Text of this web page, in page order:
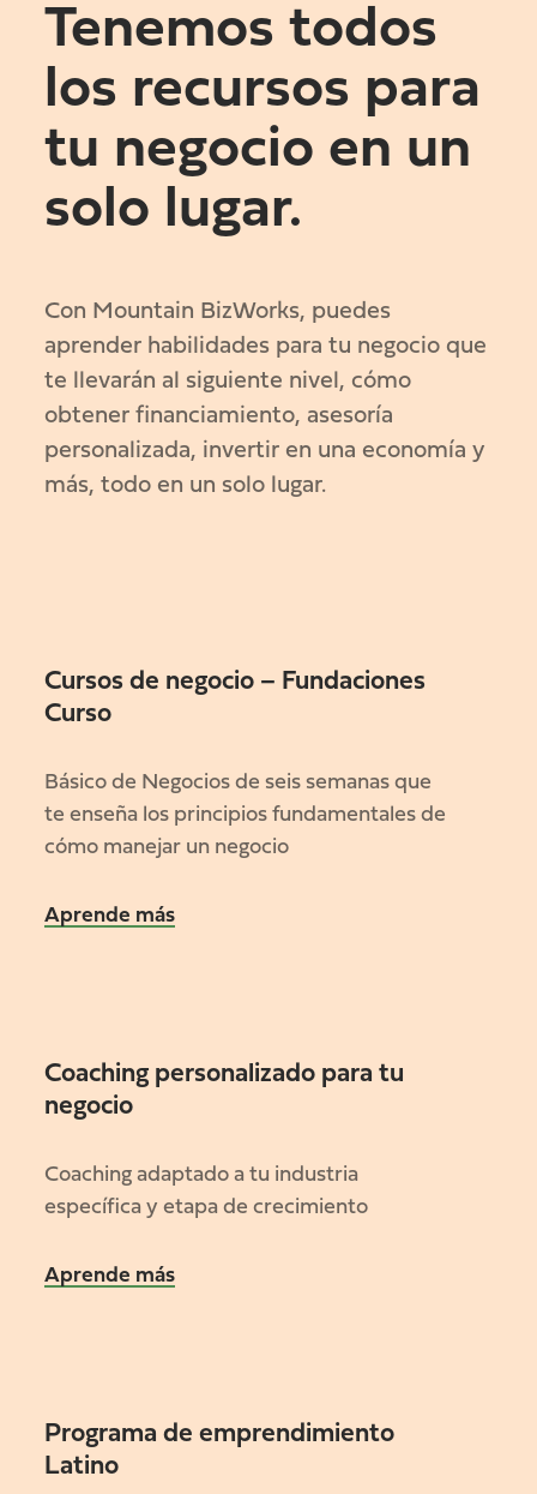
Tenemos todos
los recursos para
tu negocio en un
solo lugar.
Con Mountain BizWorks, puedes
aprender habilidades para tu negocio que
te llevarán al siguiente nivel, cómo
obtener financiamiento, asesoría
personalizada, invertir en una economía y
más, todo en un solo lugar.
Cursos de negocio – Fundaciones
Curso
Básico de Negocios de seis semanas que
te enseña los principios fundamentales de
cómo manejar un negocio
Aprende más
Coaching personalizado para tu
negocio
Coaching adaptado a tu industria
específica y etapa de crecimiento
Aprende más
Programa de emprendimiento
Latino